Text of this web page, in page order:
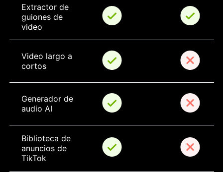
Extractor de
guiones de
video
Video largo a
cortos
Generador de
audio AI
Biblioteca de
anuncios de
TikTok